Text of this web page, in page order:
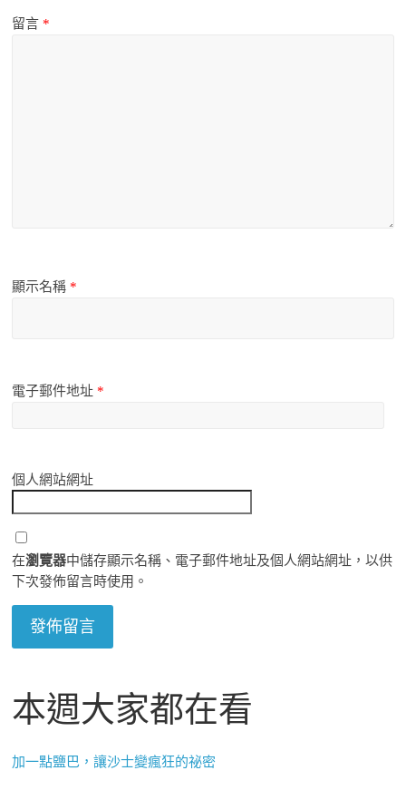
留言 *
顯示名稱 *
電子郵件地址 *
個人網站網址
在瀏覽器中儲存顯示名稱、電子郵件地址及個人網站網址，以供
下次發佈留言時使用。
本週大家都在看
加一點鹽巴，讓沙士變瘋狂的祕密